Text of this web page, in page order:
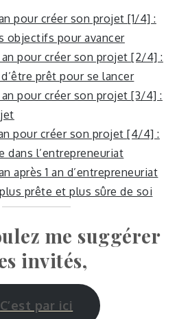
pour créer son projet [1/4] :
objectifs pour avancer
pour créer son projet [2/4] :
prêt pour se lancer
pour créer son projet [3/4] :
pour créer son projet [4/4] :
dans l’entrepreneuriat
après 1 an d’entrepreneuriat
prête et plus sûre de soi
me suggérer
invités,
C’est par ici